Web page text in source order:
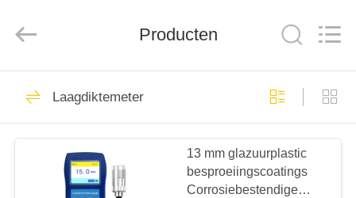
HUIS
PRODUCTEN
ONGEVEER
CORPORATION.
Ultrasone Fout
Detector
Producten
Laagdiktemeter
13 mm glazuurplastic
besproeiingscoatings
Corrosiebestendige